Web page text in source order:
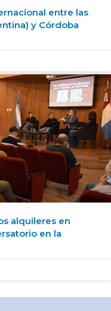
entre las
y Córdoba
alquileres en
en la